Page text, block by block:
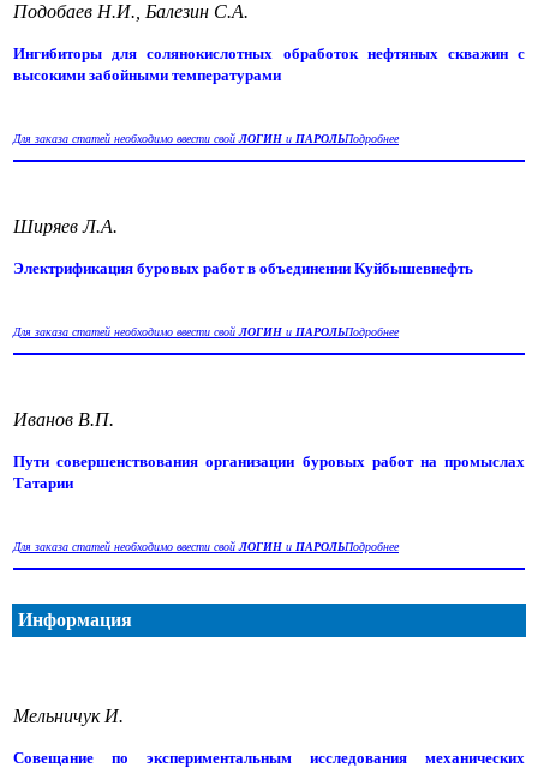
Подобаев Н.И., Балезин С.А.
Ингибиторы для солянокислотных обработок нефтяных скважин с
высокими забойными температурами
Для заказа статей необходимо ввести свойЛОГИН и ПАРОЛЬПодробнее
Ширяев Л.А.
Электрификация буровых работ в объединении Куйбышевнефть
Для заказа статей необходимо ввести свойЛОГИН и ПАРОЛЬПодробнее
Иванов В.П.
Пути совершенствования организации буровых работ на промыслах
Татарии
Для заказа статей необходимо ввести свойЛОГИН и ПАРОЛЬПодробнее
Информация
Мельничук И.
Совещание по экспериментальным исследования механических